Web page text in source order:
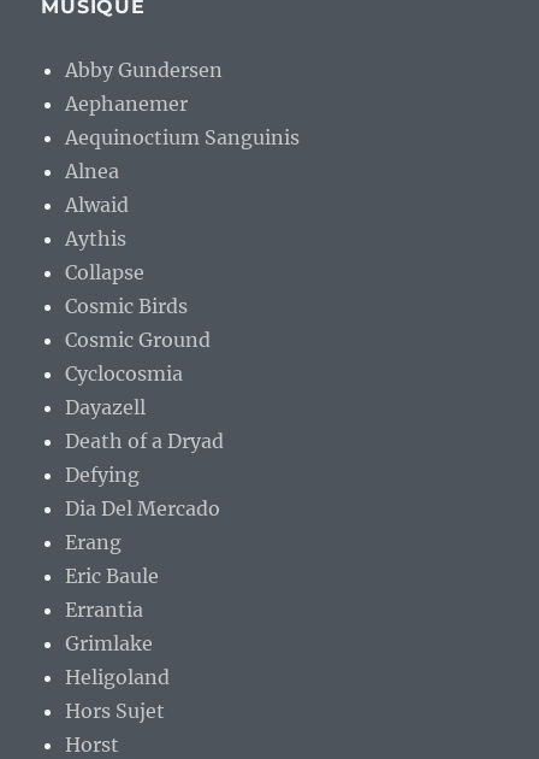
MUSIQUE
Abby Gundersen
Aephanemer
Aequinoctium Sanguinis
Alnea
Alwaid
Aythis
Collapse
Cosmic Birds
Cosmic Ground
Cyclocosmia
Dayazell
Death of a Dryad
Defying
Dia Del Mercado
Erang
Eric Baule
Errantia
Grimlake
Heligoland
Hors Sujet
Horst